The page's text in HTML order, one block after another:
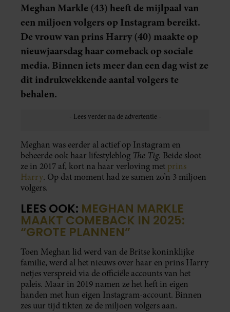
Meghan Markle (43) heeft de mijlpaal van
een miljoen volgers op Instagram bereikt.
De vrouw van prins Harry (40) maakte op
nieuwjaarsdag haar comeback op sociale
media. Binnen iets meer dan een dag wist ze
dit indrukwekkende aantal volgers te
behalen.
Meghan was eerder al actief op Instagram en
beheerde ook haar lifestyleblog The Tig. Beide sloot
ze in 2017 af, kort na haar verloving met prins
Harry. Op dat moment had ze samen zo’n 3 miljoen
volgers.
LEES OOK: MEGHAN MARKLE
MAAKT COMEBACK IN 2025:
“GROTE PLANNEN”
Toen Meghan lid werd van de Britse koninklijke
familie, werd al het nieuws over haar en prins Harry
netjes verspreid via de officiële accounts van het
paleis. Maar in 2019 namen ze het heft in eigen
handen met hun eigen Instagram-account. Binnen
zes uur tijd tikten ze de miljoen volgers aan.